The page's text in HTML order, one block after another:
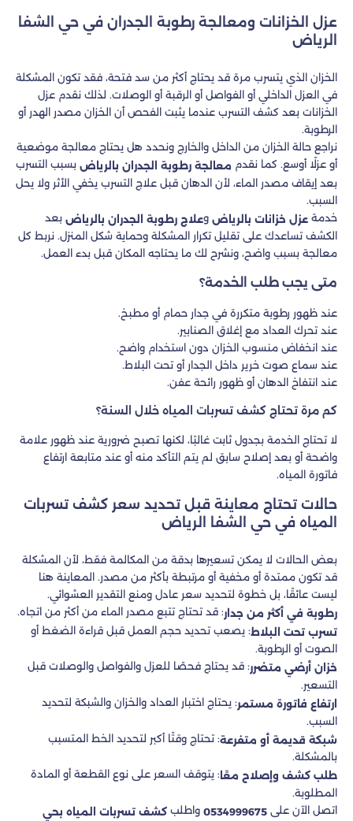
عزل الخزانات ومعالجة رطوبة الجدران في حي الشفا
الرياض
الخزان الذي يتسرب مرة قد يحتاج أكثر من سد فتحة، فقد تكون المشكلة
في العزل الداخلي أو الفواصل أو الرقبة أو الوصلات. لذلك نقدم عزل
الخزانات بعد كشف التسرب عندما يثبت الفحص أن الخزان مصدر الهدر أو
الرطوبة.
نراجع حالة الخزان من الداخل والخارج ونحدد هل يحتاج معالجة موضعية
أو عزلًا أوسع. كما نقدم معالجة رطوبة الجدران بالرياض بسبب التسرب
بعد إيقاف مصدر الماء، لأن الدهان قبل علاج التسرب يخفي الأثر ولا يحل
السبب.
خدمة عزل خزانات بالرياض وعلاج رطوبة الجدران بالرياض بعد
الكشف تساعدك على تقليل تكرار المشكلة وحماية شكل المنزل. نربط كل
معالجة بسبب واضح، ونشرح لك ما يحتاجه المكان قبل بدء العمل.
متى يجب طلب الخدمة؟
عند ظهور رطوبة متكررة في جدار حمام أو مطبخ.
عند تحرك العداد مع إغلاق الصنابير.
عند انخفاض منسوب الخزان دون استخدام واضح.
عند سماع صوت خرير داخل الجدار أو تحت البلاط.
عند انتفاخ الدهان أو ظهور رائحة عفن.
كم مرة تحتاج كشف تسربات المياه خلال السنة؟
لا تحتاج الخدمة بجدول ثابت غالبًا، لكنها تصبح ضرورية عند ظهور علامة
واضحة أو بعد إصلاح سابق لم يتم التأكد منه أو عند متابعة ارتفاع
فاتورة المياه.
حالات تحتاج معاينة قبل تحديد سعر كشف تسربات
المياه في حي الشفا الرياض
بعض الحالات لا يمكن تسعيرها بدقة من المكالمة فقط، لأن المشكلة
قد تكون ممتدة أو مخفية أو مرتبطة بأكثر من مصدر. المعاينة هنا
ليست عائقًا، بل خطوة لتحديد سعر عادل ومنع التقدير العشوائي.
رطوبة في أكثر من جدار: قد تحتاج تتبع مصدر الماء من أكثر من اتجاه.
تسرب تحت البلاط: يصعب تحديد حجم العمل قبل قراءة الضغط أو
الصوت أو الرطوبة.
خزان أرضي متضرر: قد يحتاج فحصًا للعزل والفواصل والوصلات قبل
التسعير.
ارتفاع فاتورة مستمر: يحتاج اختبار العداد والخزان والشبكة لتحديد
السبب.
شبكة قديمة أو متفرعة: تحتاج وقتًا أكبر لتحديد الخط المتسبب
بالمشكلة.
طلب كشف وإصلاح معًا: يتوقف السعر على نوع القطعة أو المادة
المطلوبة.
اتصل الآن على 0534999675 واطلب كشف تسربات المياه بحي